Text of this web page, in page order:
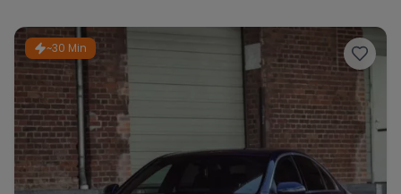
Tesla Dodge
~30 Min